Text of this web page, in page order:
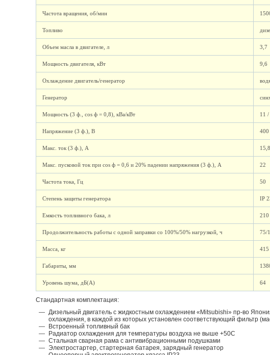
Частота вращения, об/мин
Топливо
Объем масла в двигателе, л 3,7
Мощность двигателя, кВт 9,6
Охлаждение двигатель/генератор
Генератор
Мощность (3 ф., cos ф = 0,8), кВа/кВт 11 /
Напряжение (3 ф.), В 400
Макс. ток (3 ф.), А 15,8
Макс. пусковой ток при cos ф = 0,6 и 20% падении напряжения (3 ф.), А 22
Частота тока, Гц 50
Степень защиты генератора IP
Емкость топливного бака, л 210
Продолжительность работы с одной заправки со 100%/50% нагрузкой, ч 75/
Масса, кг 415
Габариты, мм
Уровень шума, дБ(А) 64
Стандартная комплектация:
Дизельный двигатель с жидкостным охлаждением «Mitsubishi» пр-во
охлаждения, в каждой из которых установлен соответствующий фильтр
Встроенный топливный бак
Радиатор охлаждения для температуры воздуха не выше +50С
Стальная сварная рама с антивибрационными подушками
Электростартер, стартерная батарея, зарядный генератор